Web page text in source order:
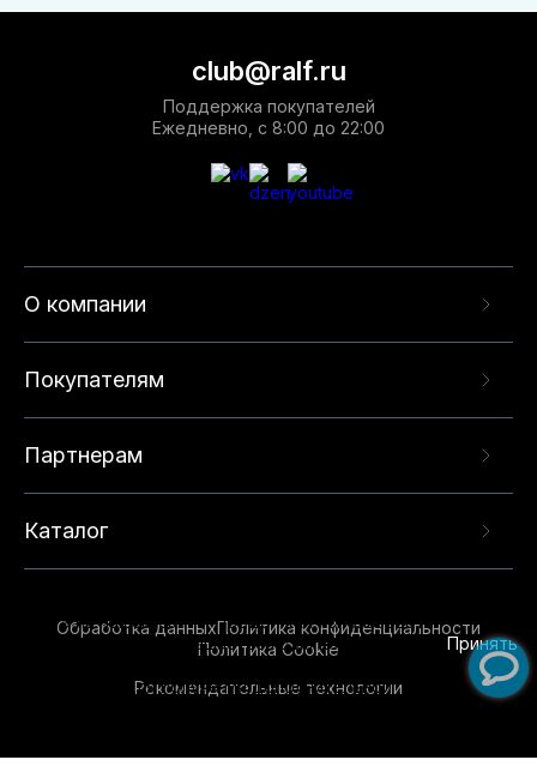
О компании
Покупателям
Партнерам
Каталог
club@ralf.ru
Поддержка покупателей
Ежедневно, с 8:00 до 22:00
Обработка данныхПолитика конфиденциальности
Политика Cookie
Рекомендательные технологии
опыта на нашем сайте. Продолжая использовать
данный сайт, вы соглашаетесь с использованием
технологий. Для получения дополнительной
Принять